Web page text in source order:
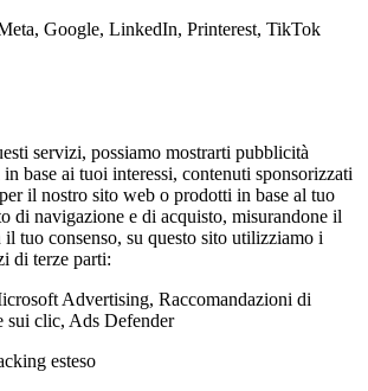
Google, LinkedIn, Printerest, TikTok
servizi, possiamo mostrarti pubblicità
in base ai tuoi interessi, contenuti sponsorizzati
il nostro sito web o prodotti in base al tuo
di navigazione e di acquisto, misurandone il
il tuo consenso, su questo sito utilizziamo i
di terze parti:
Advertising, Raccomandazioni di
sui clic, Ads Defender
esteso